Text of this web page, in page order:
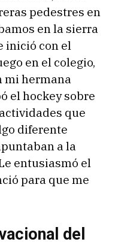
pedestres en
en la sierra
inició con el
en el colegio,
mi hermana
el hockey sobre
que
diferente
a la
entusiasmó el
para que me
del